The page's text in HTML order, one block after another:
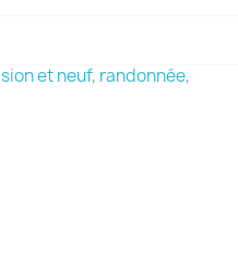
et neuf, randonnée,